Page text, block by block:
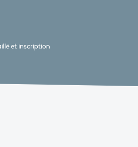
et inscription